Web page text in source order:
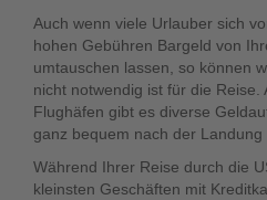
Auch wenn viele Urlauber sich
hohen Gebühren Bargeld von
umtauschen lassen, so können
nicht notwendig ist für die Reise.
Flughäfen gibt es diverse
ganz bequem nach der Landung
Während Ihrer Reise durch die
kleinsten Geschäften mit